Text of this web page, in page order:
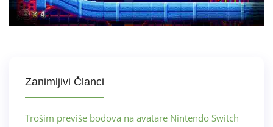
Zanimljivi Članci
Trošim previše bodova na avatare Nintendo Switch